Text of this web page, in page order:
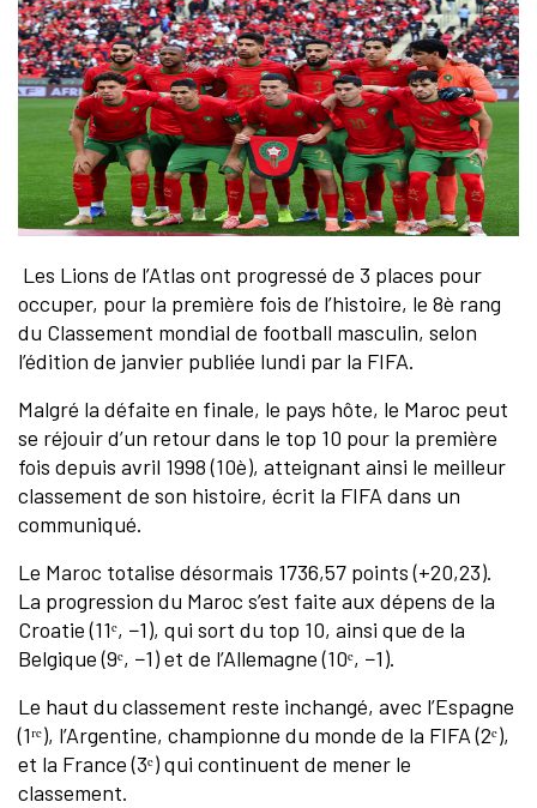
Les Lions de l’Atlas ont progressé de 3 places pour
occuper, pour la première fois de l’histoire, le 8è rang
du Classement mondial de football masculin, selon
l’édition de janvier publiée lundi par la FIFA.
Malgré la défaite en finale, le pays hôte, le Maroc peut
se réjouir d’un retour dans le top 10 pour la première
fois depuis avril 1998 (10è), atteignant ainsi le meilleur
classement de son histoire, écrit la FIFA dans un
communiqué.
Le Maroc totalise désormais 1736,57 points (+20,23).
La progression du Maroc s’est faite aux dépens de la
Croatie (11ᵉ, −1), qui sort du top 10, ainsi que de la
Belgique (9ᵉ, −1) et de l’Allemagne (10ᵉ, −1).
Le haut du classement reste inchangé, avec l’Espagne
(1ʳᵉ), l’Argentine, championne du monde de la FIFA (2ᵉ),
et la France (3ᵉ) qui continuent de mener le
classement.